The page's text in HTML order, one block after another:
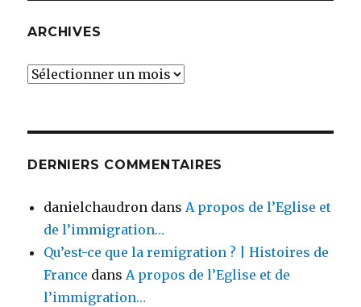
ARCHIVES
Archives
DERNIERS COMMENTAIRES
danielchaudron dansA propos de l’Eglise et
de l’immigration…
Qu’est-ce que la remigration ? | Histoires de
France dansA propos de l’Eglise et de
l’immigration…